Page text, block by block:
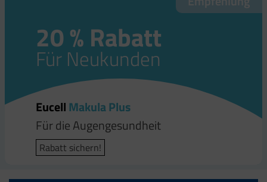
20 % Rabatt
Für Neukunden
EucellMakula Plus
Für die Augengesundheit
Rabatt sichern!